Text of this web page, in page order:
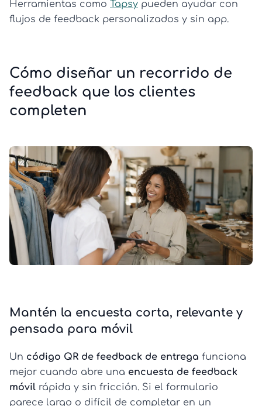
Herramientas como Tapsy pueden ayudar con
flujos de feedback personalizados y sin app.
Cómo diseñar un recorrido de
feedback que los clientes
completen
Mantén la encuesta corta, relevante y
pensada para móvil
Un código QR de feedback de entrega funciona
mejor cuando abre una encuesta de feedback
móvil rápida y sin fricción. Si el formulario
parece largo o difícil de completar en un